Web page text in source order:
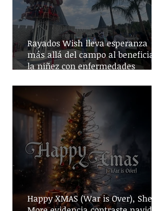
Rayados Wish lleva esperanza
más allá del campo al beneficiar a
la niñez con enfermedades
Happy XMAS (War is Over), She